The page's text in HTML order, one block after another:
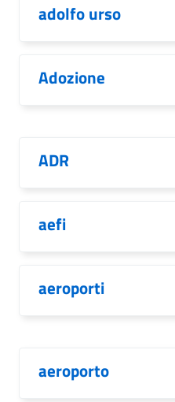
adolfo urso
Adozione
ADR
aefi
aeroporti
aeroporto